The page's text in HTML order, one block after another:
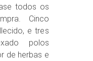
todos os
Cinco
e tres
polos
de herbas e